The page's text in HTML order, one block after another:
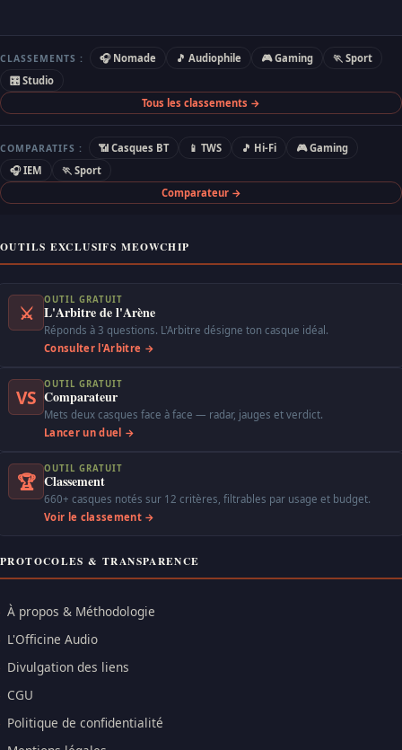
CLASSEMENTS : 🎧 Nomade 🎵 Audiophile 🎮 Gaming
🏃 Sport
🎛 Studio
Tous les classements →
COMPARATIFS : 📶 Casques BT 📱 TWS 🎵 Hi-Fi
🎮 Gaming
🎧 IEM
🏃 Sport
Comparateur →
OUTILS EXCLUSIFS MEOWCHIP
⚔
OUTIL GRATUIT
L'Arbitre de l'Arène
Réponds à 3 questions. L'Arbitre désigne ton casque idéal.
Consulter l'Arbitre →
VS
OUTIL GRATUIT
Comparateur
Mets deux casques face à face — radar, jauges et verdict.
Lancer un duel →
🏆
OUTIL GRATUIT
Classement
660+ casques notés sur 12 critères, filtrables par usage et budget.
Voir le classement →
PROTOCOLES & TRANSPARENCE
À propos & Méthodologie
L'Officine Audio
Divulgation des liens
CGU
Politique de confidentialité